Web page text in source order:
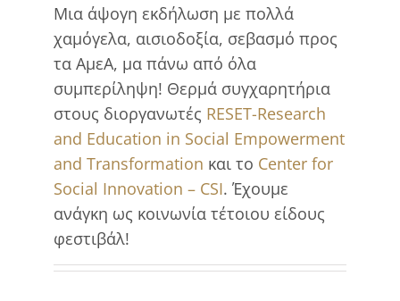
Μια άψογη εκδήλωση με πολλά
χαμόγελα, αισιοδοξία, σεβασμό προς
τα ΑμεΑ, μα πάνω από όλα
συμπερίληψη! Θερμά συγχαρητήρια
στους διοργανωτές RESET-Research
and Education in Social Empowerment
and Transformation και το Center for
Social Innovation – CSI. Έχουμε
ανάγκη ως κοινωνία τέτοιου είδους
φεστιβάλ!